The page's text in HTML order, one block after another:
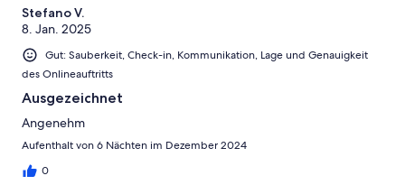
Stefano V.
8. Jan. 2025
Gut: Sauberkeit, Check-in, Kommunikation, Lage und Genauigkeit
des Onlineauftritts
Ausgezeichnet
Angenehm
Aufenthalt von 6 Nächten im Dezember 2024
0